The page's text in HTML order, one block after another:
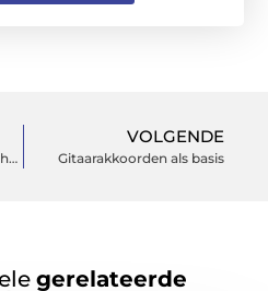
De mogelijkheden van een horloge
VOLGENDE
Gitaarakkoorden als basis
gerelateerde